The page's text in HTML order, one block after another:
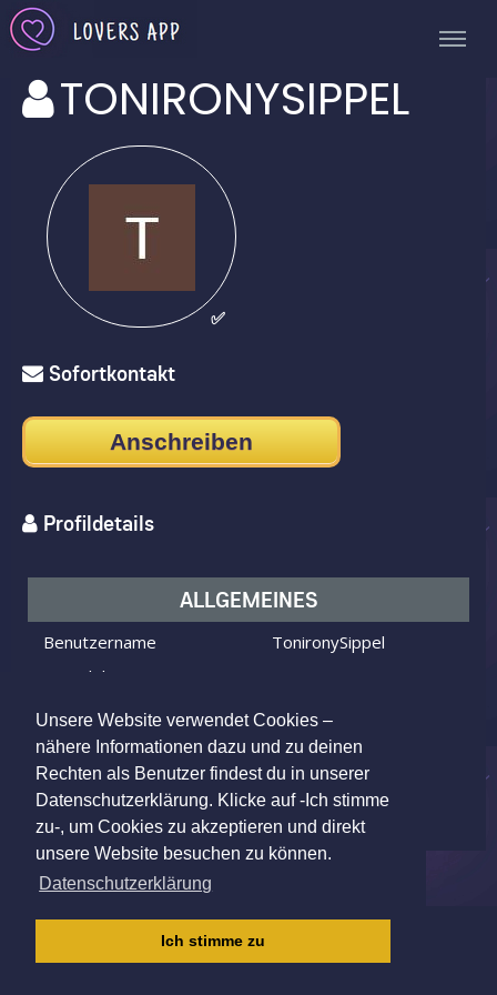
Unsere Website verwendet Cookies –
nähere Informationen dazu und zu deinen
Rechten als Benutzer findest du in unserer
Datenschutzerklärung. Klicke auf -Ich stimme
zu-, um Cookies zu akzeptieren und direkt
unsere Website besuchen zu können.
Datenschutzerklärung
Ich stimme zu
TONIRONYSIPPEL
✅
Sofortkontakt
Anschreiben
Profildetails
ALLGEMEINES
Benutzername
TonironySippel
Ich bin
Ich suche
eine Frau
Alter
29 Jahre alt
Wohnort
Suhl, Germany
|AGB|DATENSCHUTZ
KINDERSCHUTZRICHTLINIE